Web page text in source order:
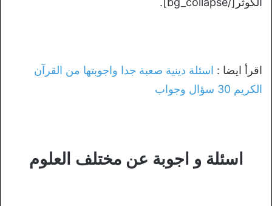
اقرأ ايضا : اسئلة دينية صعبة جدا واجوبتها من القرآن
الكريم 30 سؤال وجواب
اسئلة و اجوبة عن مختلف العلوم